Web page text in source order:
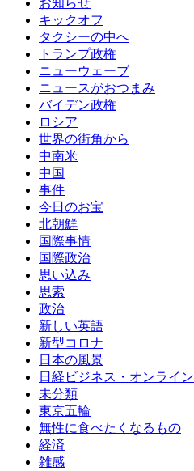
お知らせ
キックオフ
タクシーの中へ
トランプ政権
ニューウェーブ
ニュースがおつまみ
バイデン政権
ロシア
世界の街角から
中南米
中国
事件
今日のお宝
北朝鮮
国際事情
国際政治
思い込み
思索
政治
新しい英語
新型コロナ
日本の風景
日経ビジネス・オンライン
未分類
東京五輪
無性に食べたくなるもの
経済
雑感